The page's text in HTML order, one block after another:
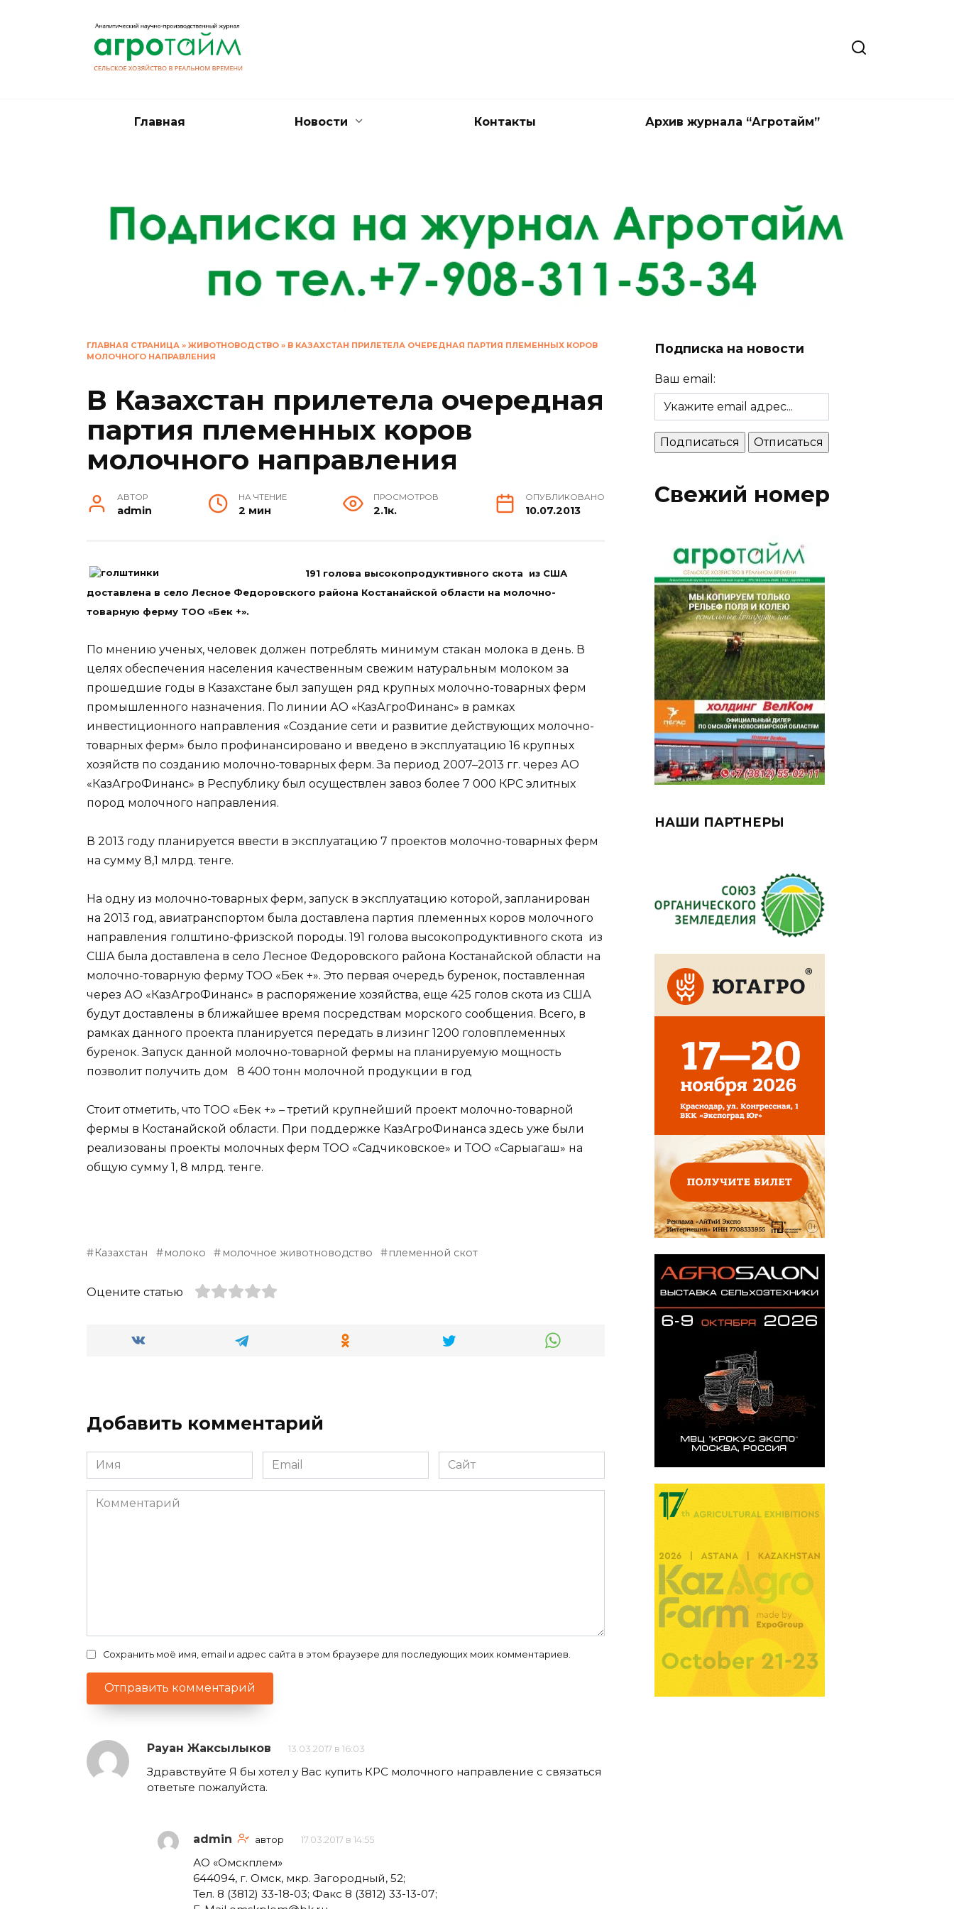
Главная Новости Контакты Архив журнала “Агротайм”
ГЛАВНАЯ СТРАНИЦА » ЖИВОТНОВОДСТВО » В КАЗАХСТАН ПРИЛЕТЕЛА ОЧЕРЕДНАЯ ПАРТИЯ ПЛЕМЕННЫХ КОРОВ
МОЛОЧНОГО НАПРАВЛЕНИЯ
В Казахстан прилетела очередная
партия племенных коров
молочного направления
АВТОР
admin
НА ЧТЕНИЕ
2 мин
ПРОСМОТРОВ
2.1к.
ОПУБЛИКОВАНО
10.07.2013
191 голова высокопродуктивного скота из США
доставлена в село Лесное Федоровского района Костанайской области на молочно-
товарную ферму ТОО «Бек +».
По мнению ученых, человек должен потреблять минимум стакан молока в день. В
целях обеспечения населения качественным свежим натуральным молоком за
прошедшие годы в Казахстане был запущен ряд крупных молочно-товарных ферм
промышленного назначения. По линии АО «КазАгроФинанс» в рамках
инвестиционного направления «Создание сети и развитие действующих молочно-
товарных ферм» было профинансировано и введено в эксплуатацию 16 крупных
хозяйств по созданию молочно-товарных ферм. За период 2007–2013 гг. через АО
«КазАгроФинанс» в Республику был осуществлен завоз более 7 000 КРС элитных
пород молочного направления.
В 2013 году планируется ввести в эксплуатацию 7 проектов молочно-товарных ферм
на сумму 8,1 млрд. тенге.
На одну из молочно-товарных ферм, запуск в эксплуатацию которой, запланирован
на 2013 год, авиатранспортом была доставлена партия племенных коров молочного
направления голштино-фризской породы. 191 голова высокопродуктивного скота из
США была доставлена в село Лесное Федоровского района Костанайской области на
молочно-товарную ферму ТОО «Бек +». Это первая очередь буренок, поставленная
через АО «КазАгроФинанс» в распоряжение хозяйства, еще 425 голов скота из США
будут доставлены в ближайшее время посредствам морского сообщения. Всего, в
рамках данного проекта планируется передать в лизинг 1200 головплеменных
буренок. Запуск данной молочно-товарной фермы на планируемую мощность
позволит получить дом 8 400 тонн молочной продукции в год
Стоит отметить, что ТОО «Бек +» – третий крупнейший проект молочно-товарной
фермы в Костанайской области. При поддержке КазАгроФинанса здесь уже были
реализованы проекты молочных ферм ТОО «Садчиковское» и ТОО «Сарыагаш» на
общую сумму 1, 8 млрд. тенге.
Казахстан молоко молочное животноводство племенной скот
Оцените статью
Добавить комментарий
Имя
*
Email
*
Сайт
Комментарий
Сохранить моё имя, email и адрес сайта в этом браузере для последующих моих комментариев.
Рауан Жаксылыков 13.03.2017 в 16:03
Здравствуйте Я бы хотел у Вас купить КРС молочного направление с связаться
ответьте пожалуйста.
admin автор 17.03.2017 в 14:55
АО «Омскплем»
644094, г. Омск, мкр. Загородный, 52;
Тел. 8 (3812) 33-18-03; Факс 8 (3812) 33-13-07;
Подписка на новости
Ваш email:
Свежий номер
НАШИ ПАРТНЕРЫ